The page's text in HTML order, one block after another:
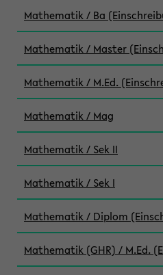
Mathematik / Ba
Mathematik / Master
Mathematik / M.Ed.
Mathematik / Mag
Mathematik / Sek II
Mathematik / Sek I
Mathematik / Diplom
Mathematik (GHR) / M.Ed.